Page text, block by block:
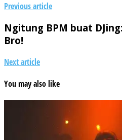
Previous article
Ngitung BPM buat
Bro!
Next article
You may also like